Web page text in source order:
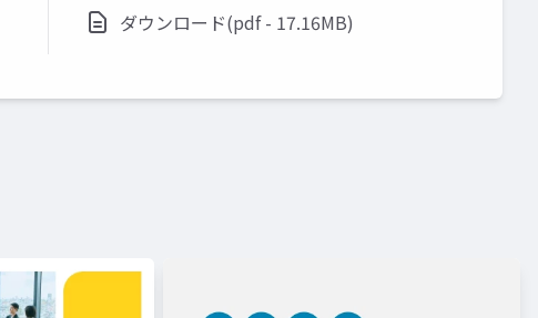
ダウンロード(pdf - 17.16MB)